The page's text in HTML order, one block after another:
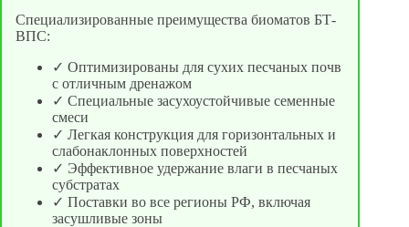
Специализированные преимущества биоматов БТ-
ВПС:
✓ Оптимизированы для сухих песчаных почв
с отличным дренажом
✓ Специальные засухоустойчивые семенные
смеси
✓ Легкая конструкция для горизонтальных и
слабонаклонных поверхностей
✓ Эффективное удержание влаги в песчаных
субстратах
✓ Поставки во все регионы РФ, включая
засушливые зоны